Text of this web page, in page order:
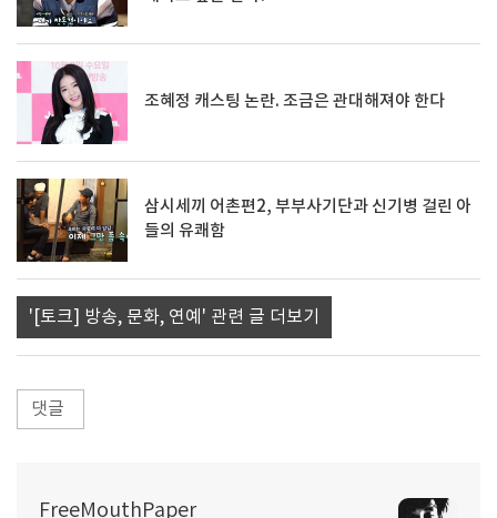
조혜정 캐스팅 논란. 조금은 관대해져야 한다
삼시세끼 어촌편2, 부부사기단과 신기병 걸린 아
들의 유쾌함
'[토크] 방송, 문화, 연예' 관련 글 더보기
댓글
FreeMouthPaper